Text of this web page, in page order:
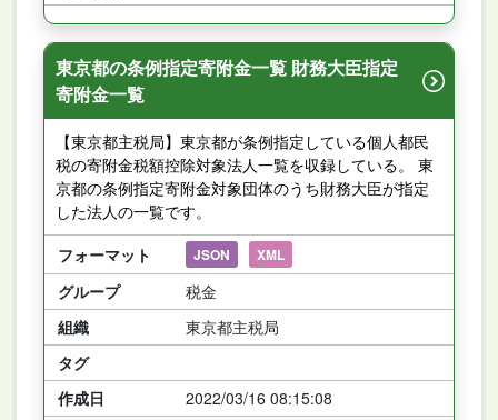
東京都の条例指定寄附金一覧 財務大臣指定
寄附金一覧
【東京都主税局】東京都が条例指定している個人都民
税の寄附金税額控除対象法人一覧を収録している。 東
京都の条例指定寄附金対象団体のうち財務大臣が指定
した法人の一覧です。
フォーマット
JSON XML
グループ
税金
組織
東京都主税局
タグ
作成日
2022/03/16 08:15:08